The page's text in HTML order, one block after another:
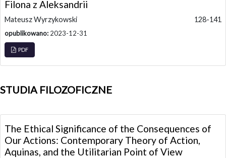
Filona z Aleksandrii
Mateusz Wyrzykowski 128-141
opublikowano: 2023-12-31
PDF
STUDIA FILOZOFICZNE
The Ethical Significance of the Consequences of
Our Actions: Contemporary Theory of Action,
Aquinas, and the Utilitarian Point of View